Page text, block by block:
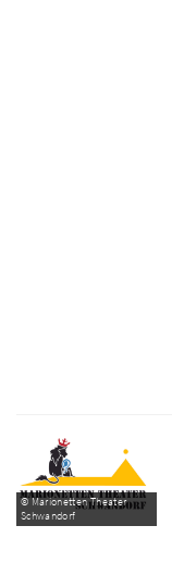
© Marionetten Theater
Schwandorf